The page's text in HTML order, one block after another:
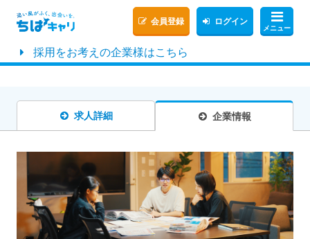
メニュー
会員登録 ログイン
採用をお考えの企業様はこちら
求人詳細 企業情報